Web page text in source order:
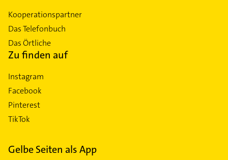
Kooperationspartner
Das Telefonbuch
Das Örtliche
Zu finden auf
Instagram
Facebook
Pinterest
TikTok
Gelbe Seiten als App